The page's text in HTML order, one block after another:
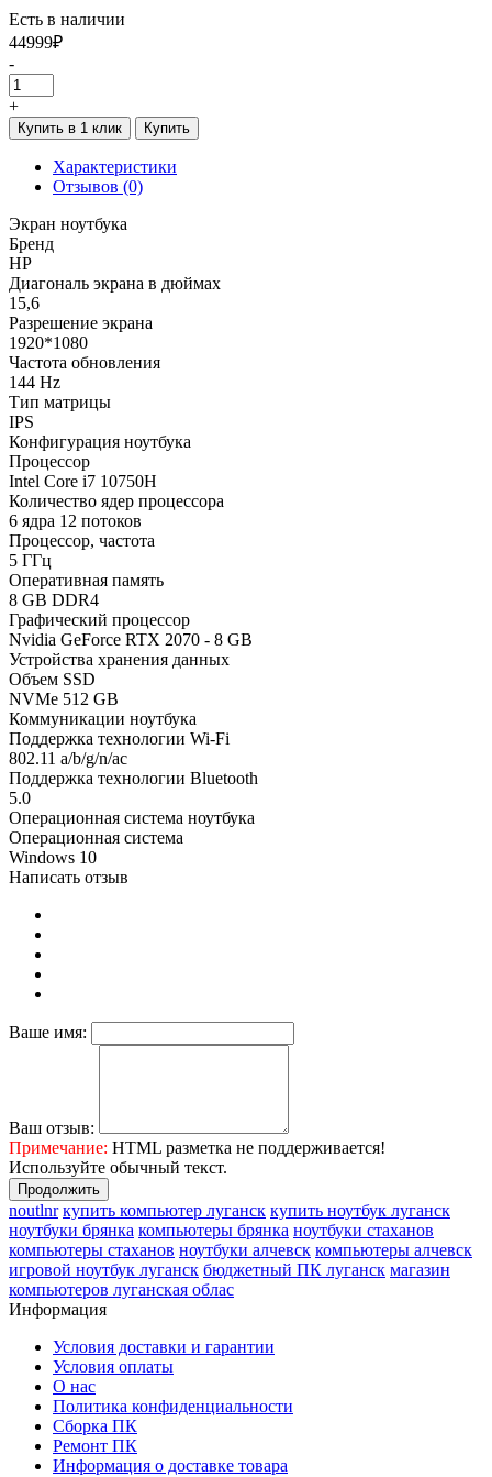
Есть в наличии
44999₽
-
+
Купить в 1 клик Купить
Характеристики
Отзывов (0)
Экран ноутбука
Бренд
HP
Диагональ экрана в дюймах
15,6
Разрешение экрана
1920*1080
Частота обновления
144 Hz
Тип матрицы
IPS
Конфигурация ноутбука
Процессор
Intel Core i7 10750H
Количество ядер процессора
6 ядра 12 потоков
Процессор, частота
5 ГГц
Оперативная память
8 GB DDR4
Графический процессор
Nvidia GeForce RTX 2070 - 8 GB
Устройства хранения данных
Объем SSD
NVMe 512 GB
Коммуникации ноутбука
Поддержка технологии Wi-Fi
802.11 a/b/g/n/ac
Поддержка технологии Bluetooth
5.0
Операционная система ноутбука
Операционная система
Windows 10
Написать отзыв
Ваше имя:
Ваш отзыв:
Примечание: HTML разметка не поддерживается!
Используйте обычный текст.
Продолжить
noutlnr купить компьютер луганск купить ноутбук луганск
ноутбуки брянка компьютеры брянка ноутбуки стаханов
компьютеры стаханов ноутбуки алчевск компьютеры алчевск
игровой ноутбук луганск бюджетный ПК луганск магазин
компьютеров луганская облас
Информация
Условия доставки и гарантии
Условия оплаты
О нас
Политика конфиденциальности
Сборка ПК
Ремонт ПК
Информация о доставке товара